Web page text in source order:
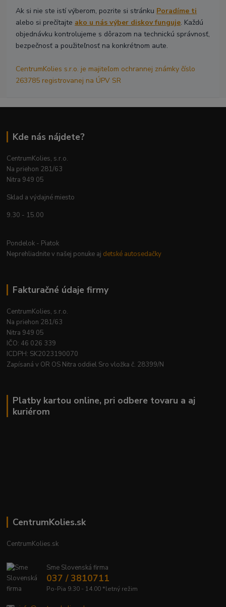
Ak si nie ste istí výberom, pozrite si stránku Poradíme ti
alebo si prečítajte ako u nás výber diskov funguje. Každú
objednávku kontrolujeme s dôrazom na technickú správnosť,
bezpečnosť a použiteľnosť na konkrétnom aute.
CentrumKolies s.r.o. je majiteľom ochrannej známky číslo
263785 registrovanej na ÚPV SR
Kde nás nájdete?
CentrumKolies, s.r.o.
Na priehon 281/63
Nitra 949 05
Sklad a výdajné miesto
9.30 - 15.00
Pondelok - Piatok
Neprehliadnite v našej ponuke aj detské autosedačky
Fakturačné údaje firmy
CentrumKolies, s.r.o.
Na priehon 281/63
Nitra 949 05
IČO: 46 026 339
ICDPH: SK2023190070
Zapísaná v OR OS Nitra oddiel Sro vložka č. 28399/N
Platby kartou online, pri odbere tovaru a aj
kuriérom
CentrumKolies.sk
CentrumKolies.sk
Sme Slovenská firma
037 / 3810711
Po-Pia 9.30 - 14.00 *letný režim